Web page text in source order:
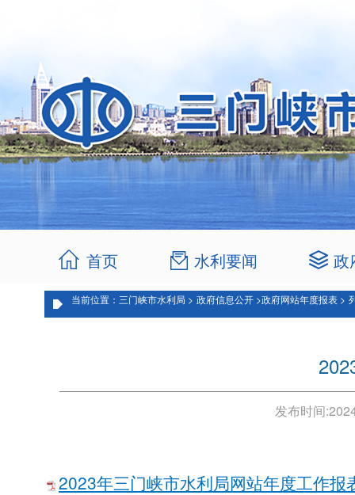
首页 水利要闻 政
当前位置：三门峡市水利局 > 政府信息公开 >政府网站年度报表 >
发布时间:
2023年三门峡市水利局网站年度工作报